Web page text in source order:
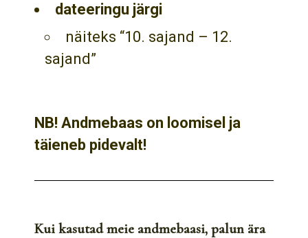
dateeringu järgi
näiteks “10. sajand – 12.
sajand”
NB! Andmebaas on loomisel ja
täieneb pidevalt!
Kui kasutad meie andmebaasi, palun ära